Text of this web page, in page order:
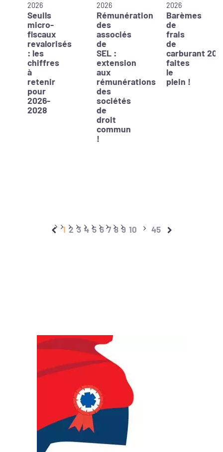
2026
Seuils
micro-
fiscaux
revalorisés
: les
chiffres
à
retenir
pour
2026-
2028
2026
Rémunération
des
associés
de
SEL :
extension
aux
rémunérations
des
sociétés
de
droit
commun
!
2026
Barèmes
de
frais
de
carburant
faites
le
plein !
1 2 3 4 5 6 7 8 9 10 45